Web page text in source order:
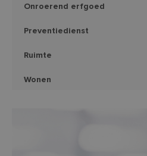
Onroerend erfgoed
Preventiedienst
Ruimte
Wonen